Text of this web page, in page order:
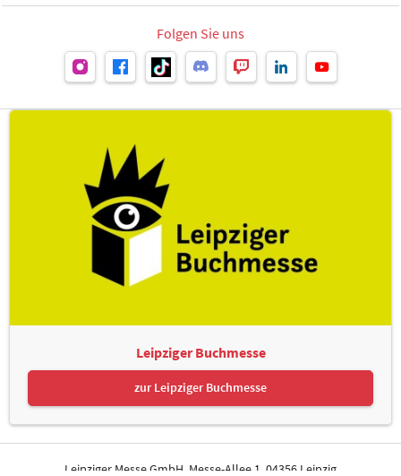
Folgen Sie uns
Leipziger Buchmesse
zur Leipziger Buchmesse
Leipziger Messe GmbH, Messe-Allee 1, 04356 Leipzig